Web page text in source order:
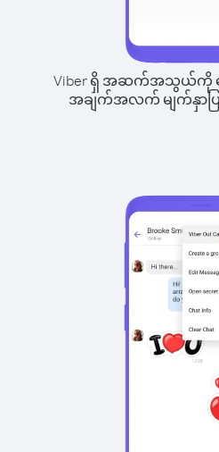
Viber ရှိ အဆက်အသွယ်ကို ရွ
အချက်အလက် မျက်နှာပြင်